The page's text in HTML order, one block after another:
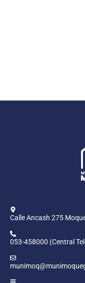
Calle Ancash 275
053-458000 (Central